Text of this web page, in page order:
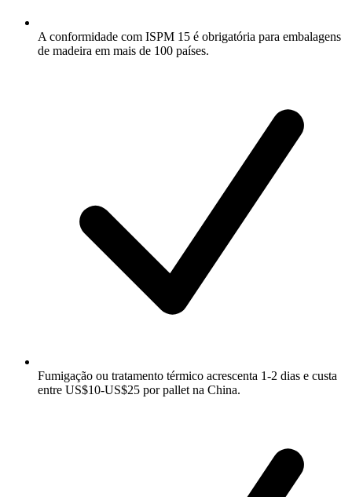
A conformidade com ISPM 15 é obrigatória para embalagens
de madeira em mais de 100 países.
Fumigação ou tratamento térmico acrescenta 1-2 dias e custa
entre US$10-US$25 por pallet na China.